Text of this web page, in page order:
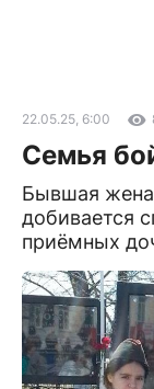
22.05.25, 6:00
Семья
Бывшая жена
добивается
приёмных